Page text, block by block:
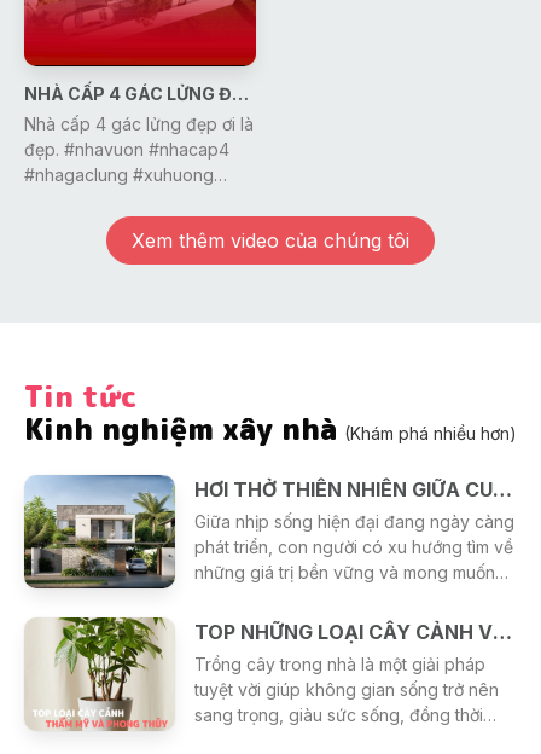
NHÀ CẤP 4 GÁC LỬNG ĐẸP ƠI LÀ ĐẸP
Nhà cấp 4 gác lửng đẹp ơi là
đẹp. #nhavuon #nhacap4
#nhagaclung #xuhuong
#gonic #dcgr
Xem thêm video của chúng tôi
Tin tức
Kinh nghiệm xây nhà (Khám phá nhiều hơn)
HƠI THỞ THIÊN NHIÊN GIỮA CUỘC SỐNG HIỆN ĐẠI
Giữa nhịp sống hiện đại đang ngày càng
phát triển, con người có xu hướng tìm về
những giá trị bền vững và mong muốn
trong lành. Vì vậy, thiết kế nhà ở gần gũi
với thiên nhiên đang trở thành xu hướng
được nhiều gia đình lựa chọn. Một ngôi
nhà không chỉ đáp ứng công năng sử
dụng mà còn là nơi giúp tái tạo năng
TOP NHỮNG LOẠI CÂY CẢNH VỪA GIÚP THANH LỌC KHÔNG KHÍ VỪA MANG Ý NGHĨA PHONG THỦY
Trồng cây trong nhà là một giải pháp
tuyệt vời giúp không gian sống trở nên
sang trọng, giàu sức sống, đồng thời